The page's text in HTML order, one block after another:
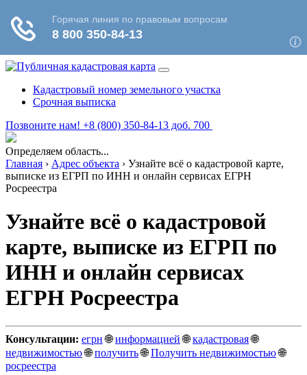
Кадастровый номер земельного участка
Срочная выписка
Позвоните нам! +8 (800) 350-84-13 доб. 700
Определяем область...
Главная › Адрес объекта › Узнайте всё о кадастровой карте,
выписке из ЕГРП по ИНН и онлайн сервисах ЕГРН
Росреестра
Узнайте всё о кадастровой
карте, выписке из ЕГРП по
ИНН и онлайн сервисах
ЕГРН Росреестра
Консультации: егрн🌐информацией🌐кадастровая🌐
недвижимостью🌐получить🌐Получить недвижимостью🌐
росреестра